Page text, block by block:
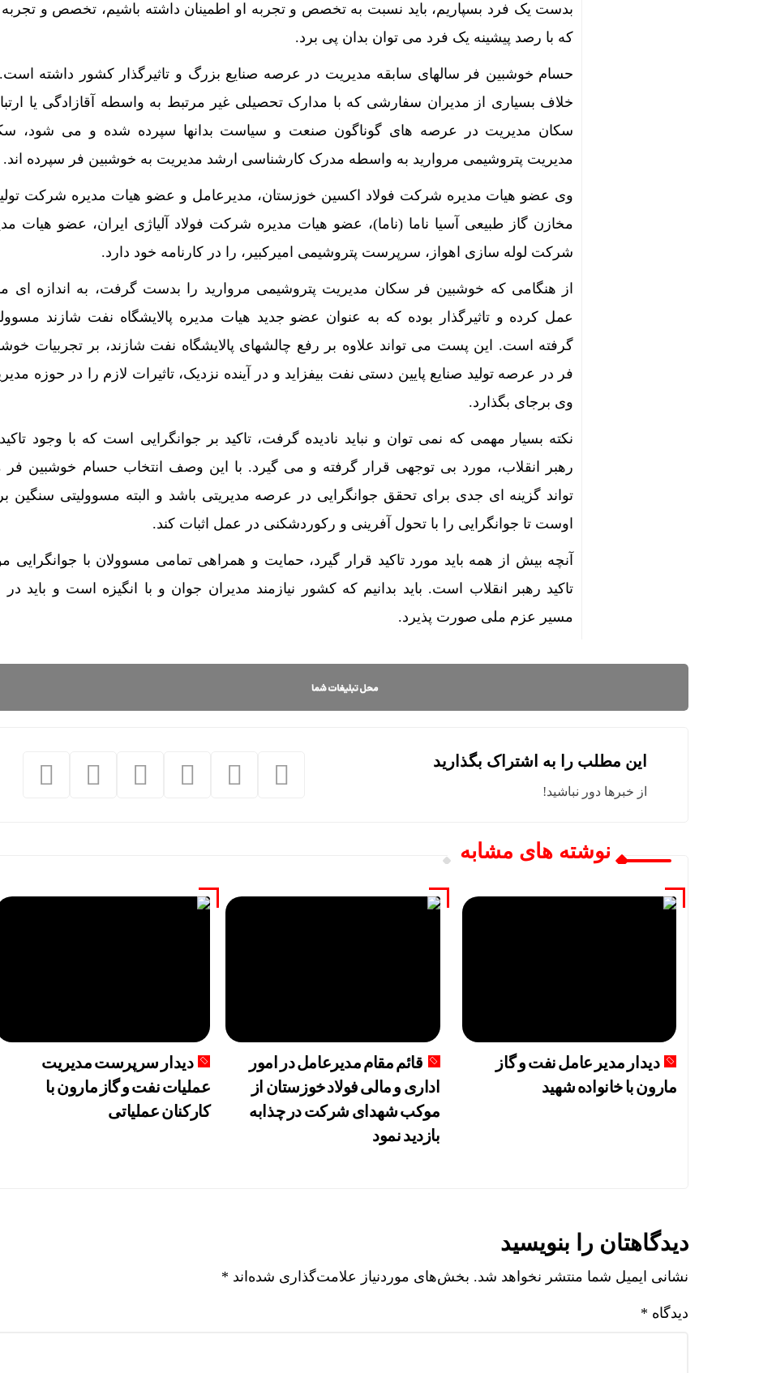
بدست یک فرد بسپاریم، باید نسبت به تخصص و تجربه او اطمینان داشته باشیم، تخصص و
که با رصد پیشینه یک فرد می توان بدان پی برد.
حسام خوشبین فر سالهای سابقه مدیریت در عرصه صنایع بزرگ و تاثیرگذار کشور داشته است.
خلاف بسیاری از مدیران سفارشی که با مدارک تحصیلی غیر مرتبط به واسطه آقازادگی یا
سکان مدیریت در عرصه های گوناگون صنعت و سیاست بدانها سپرده شده و می شود،
مدیریت پتروشیمی مروارید به واسطه مدرک کارشناسی ارشد مدیریت به خوشبین فر سپرده اند.
وی عضو هیات مدیره شرکت فولاد اکسین خوزستان، مدیرعامل و عضو هیات مدیره شرکت
مخازن گاز طبیعی آسیا ناما (ناما)، عضو هیات مدیره شرکت فولاد آلیاژی ایران، عضو هیات
شرکت لوله سازی اهواز، سرپرست پتروشیمی امیرکبیر، را در کارنامه خود دارد.
از هنگامی که خوشبین فر سکان مدیریت پتروشیمی مروارید را بدست گرفت، به اندازه ای
عمل کرده و تاثیرگذار بوده که به عنوان عضو جدید هیات مدیره پالایشگاه نفت شازند
گرفته است. این پست می تواند علاوه بر رفع چالشهای پالایشگاه نفت شازند، بر تجربیات
فر در عرصه تولید صنایع پایین دستی نفت بیفزاید و در آینده نزدیک، تاثیرات لازم را در حوزه
وی برجای بگذارد.
نکته بسیار مهمی که نمی توان و نباید نادیده گرفت، تاکید بر جوانگرایی است که با وجود
رهبر انقلاب، مورد بی توجهی قرار گرفته و می گیرد. با این وصف انتخاب حسام خوشبین
تواند گزینه ای جدی برای تحقق جوانگرایی در عرصه مدیریتی باشد و البته مسوولیتی سنگین
اوست تا جوانگرایی را با تحول آفرینی و رکوردشکنی در عمل اثبات کند.
آنچه بیش از همه باید مورد تاکید قرار گیرد، حمایت و همراهی تمامی مسوولان با جوانگرایی
تاکید رهبر انقلاب است. باید بدانیم که کشور نیازمند مدیران جوان و با انگیزه است و باید در
مسیر عزم ملی صورت پذیرد.
این مطلب را به اشتراک بگذارید
از خبرها دور نباشید!
نوشته های مشابه
دیدار مدیر عامل نفت و گاز
مارون با خانواده شهید
قائم مقام مدیرعامل در امور
اداری و مالی فولاد خوزستان از
موکب شهدای شرکت در چذابه
بازدید نمود
دیدار سرپرست مدیریت
عملیات نفت و گاز مارون با
کارکنان عملیاتی
دیدگاهتان را بنویسید
نشانی ایمیل شما منتشر نخواهد شد. بخش‌های موردنیاز علامت‌گذاری شده‌اند *
دیدگاه *